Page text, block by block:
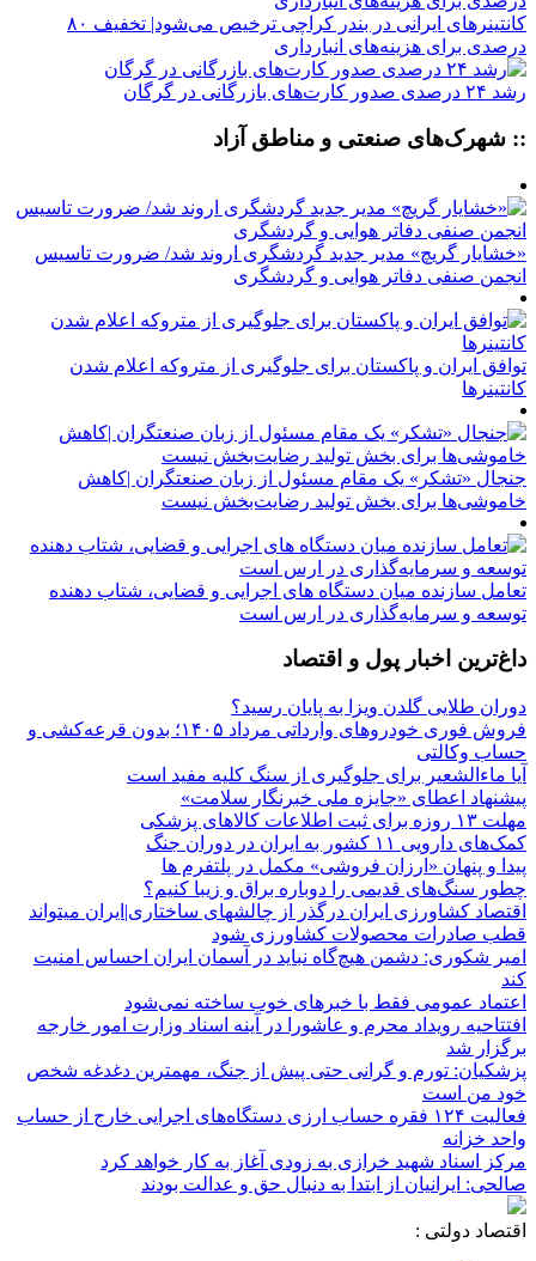
کانتینرهای ایرانی در بندر کراچی ترخیص می‌شود| تخفیف ۸۰
درصدی برای هزینه‌های انبارداری
رشد ۲۴ درصدی صدور کارت‌های بازرگانی در گرگان
:: شهرک‌های صنعتی و مناطق آزاد
«خشایار گریچ» مدیر جدید گردشگری اروند شد/ ضرورت تاسیس
انجمن صنفی دفاتر هوایی و گردشگری
توافق ایران و پاکستان برای جلوگیری از متروکه اعلام شدن
کانتینرها
جنجال «تشکر» یک مقام مسئول از زبان صنعتگران |کاهش
خاموشی‌ها برای بخش تولید رضایت‌بخش نیست
تعامل سازنده میان دستگاه‌ های اجرایی و قضایی، شتاب‌ دهنده
توسعه و سرمایه‌گذاری در ارس است
داغ‌ترین اخبار پول و اقتصاد
دوران طلایی گلدن ویزا به پایان رسید؟
فروش فوری خودروهای وارداتی مرداد ۱۴۰۵؛ بدون قرعه‌کشی و
حساب وکالتی
آیا ماءالشعیر برای جلوگیری از سنگ کلیه مفید است
پیشنهاد اعطای «جایزه ملی خبرنگار سلامت»
مهلت ۱۳ روزه برای ثبت اطلاعات کالاهای پزشکی
کمک‌های دارویی ۱۱ کشور به ایران در دوران جنگ
پیدا و پنهان «ارزان فروشی» مکمل در پلتفرم ها
چطور سنگ‌های قدیمی را دوباره براق و زیبا کنیم؟
اقتصاد کشاورزی ایران درگذر از چالشهای ساختاری|ایران میتواند
قطب صادرات محصولات کشاورزی شود
امیر شکوری: دشمن هیچ‌گاه نباید در آسمان ایران احساس امنیت
کند
اعتماد عمومی فقط با خبرهای خوب ساخته نمی‌شود
افتتاحیه رویداد محرم و عاشورا در آینه اسناد وزارت امور خارجه
برگزار شد
پزشکیان: تورم و گرانی حتی پیش از جنگ، مهمترین دغدغه شخص
خود من است
فعالیت ۱۲۴ فقره حساب ارزی دستگاه‌های اجرایی خارج از حساب
واحد خزانه
مرکز اسناد شهید خرازی به زودی آغاز به کار خواهد کرد
صالحی: ایرانیان از ابتدا به دنبال حق و عدالت بودند
اقتصاد دولتی :